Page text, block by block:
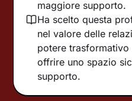
maggiore supporto.
Ha scelto questa
nel valore delle
potere trasformativo
offrire uno spazio
supporto.